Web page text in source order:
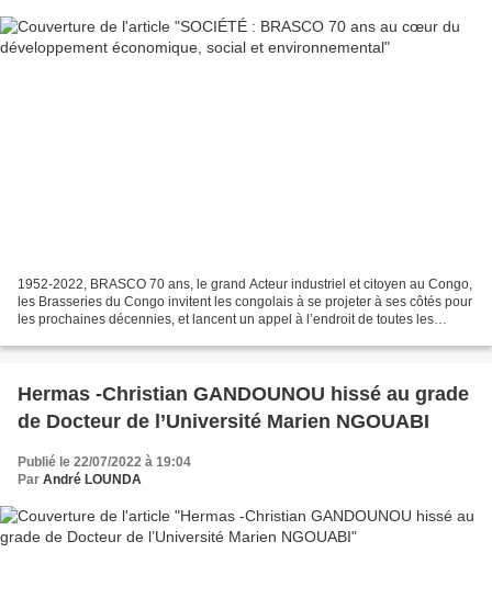
1952-2022, BRASCO 70 ans, le grand Acteur industriel et citoyen au Congo,
les Brasseries du Congo invitent les congolais à se projeter à ses côtés pour
les prochaines décennies, et lancent un appel à l’endroit de toutes les
Hermas -Christian GANDOUNOU hissé au grade
de Docteur de l’Université Marien NGOUABI
Publié le 22/07/2022 à 19:04
Par André LOUNDA